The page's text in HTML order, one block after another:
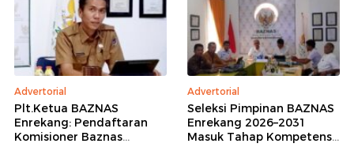
Advertorial
Plt.Ketua BAZNAS
Enrekang: Pendaftaran
Komisioner Baznas
Advertorial
Seleksi Pimpinan BAZNAS
Enrekang 2026–2031
Masuk Tahap Kompetensi,